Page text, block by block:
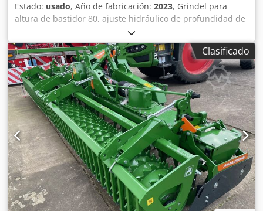
Estado: usado, Año de fabricación: 2023, Grindel para
altura de bastidor 80, ajuste hidráulico de profundidad de
trabajo, cuerpos de arado STW 35, 1 par de rejas de arado
430, 1 par de puntas de reja HD, 1 par de chapas
insertables para STW 35, 1 par de soportes para rueda de
disco, rueda de disco D 500 dentada y con suspensión,
preparación para Be Dcjdpfjrxtbiex Abrsk
Clasificado